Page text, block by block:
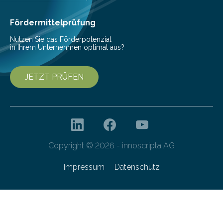
Fördermittelprüfung
Nutzen Sie das Förderpotenzial
in Ihrem Unternehmen optimal aus?
JETZT PRÜFEN
Copyright © 2026 - innoscripta AG
Impressum Datenschutz